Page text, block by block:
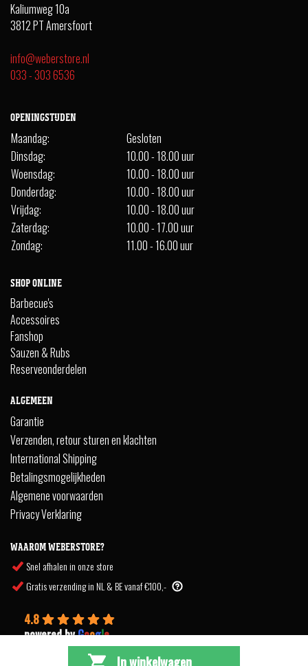
In winkelwagen
Kaliumweg 10a
3812 PT Amersfoort
info@weberstore.nl
033 - 303 6536
OPENINGSTIJDEN
Maandag:
Gesloten
Dinsdag:
10.00 - 18.00 uur
Woensdag:
10.00 - 18.00 uur
Donderdag:
10.00 - 18.00 uur
Vrijdag:
10.00 - 18.00 uur
Zaterdag:
10.00 - 17.00 uur
Zondag:
11.00 - 16.00 uur
SHOP ONLINE
Barbecue's
Accessoires
Fanshop
Sauzen & Rubs
Reserveonderdelen
ALGEMEEN
Garantie
Verzenden, retour sturen en klachten
International Shipping
Betalingsmogelijkheden
Algemene voorwaarden
Privacy Verklaring
WAAROM WEBERSTORE?
Snel afhalen in onze store
Gratis verzending in NL & BE vanaf €100,-
4.8
powered byGoogle